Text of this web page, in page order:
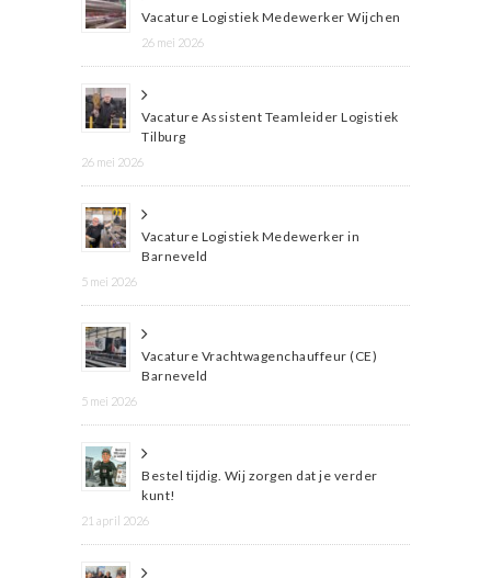
Vacature Logistiek Medewerker Wijchen
26 mei 2026
Vacature Assistent Teamleider Logistiek
Tilburg
26 mei 2026
Vacature Logistiek Medewerker in
Barneveld
5 mei 2026
Vacature Vrachtwagenchauffeur (CE)
Barneveld
5 mei 2026
Bestel tijdig. Wij zorgen dat je verder
kunt!
21 april 2026